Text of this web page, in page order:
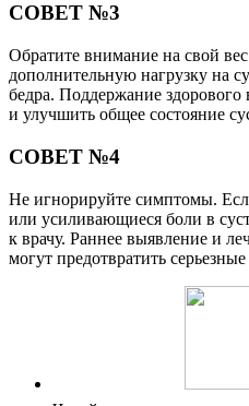
СОВЕТ №3
Обратите внимание на свой
дополнительную нагрузку на
бедра. Поддержание здорового
и улучшить общее состояние
СОВЕТ №4
Не игнорируйте симптомы.
или усиливающиеся боли в
к врачу. Раннее выявление и
могут предотвратить